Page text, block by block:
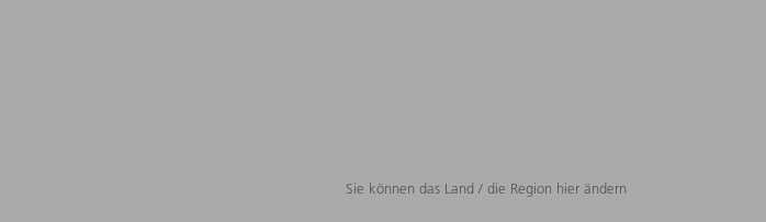
Sie können das Land / die Region hier ändern